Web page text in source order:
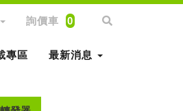
詢價車 0
專區 最新消息